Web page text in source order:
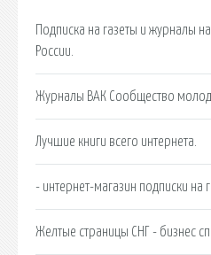
Подписка на газеты и журналы
России.
Журналы ВАК Сообщество
Лучшие книги всего интернета.
- интернет-магазин подписки на
Желтые страницы СНГ - бизнес